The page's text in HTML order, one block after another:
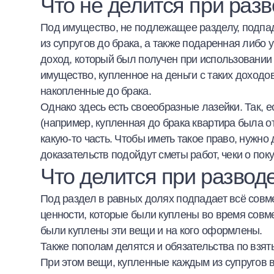
Что не делится при
Под имущество, не подлежащее разделу,
из супругов до брака, а также подаренная
доход, который был получен при
имущество, купленное на деньги с таких
накопленные до брака.
Однако здесь есть своеобразные лазейки. Так,
(например, купленная до брака квартира была
какую-то часть. Чтобы иметь такое право,
доказательств подойдут сметы работ, чеки о
Что делится при
Под раздел в равных долях подпадает всё
ценности, которые были куплены во время
были куплены эти вещи и на кого оформлены.
Также пополам делятся и обязательства по
При этом вещи, купленные каждым из супругов